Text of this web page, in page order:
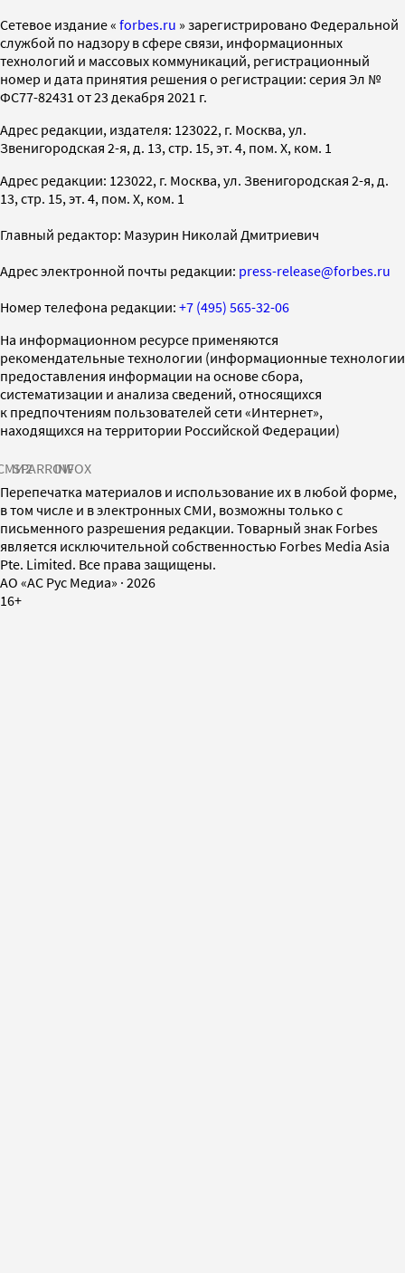
Cетевое издание « forbes.ru » зарегистрировано Федеральной
службой по надзору в сфере связи, информационных
технологий и массовых коммуникаций, регистрационный
номер и дата принятия решения о регистрации: серия Эл №
ФС77-82431 от 23 декабря 2021 г.
Адрес редакции, издателя: 123022, г. Москва, ул.
Звенигородская 2-я, д. 13, стр. 15, эт. 4, пом. X, ком. 1
Адрес редакции: 123022, г. Москва, ул. Звенигородская 2-я, д.
13, стр. 15, эт. 4, пом. X, ком. 1
Главный редактор: Мазурин Николай Дмитриевич
Адрес электронной почты редакции: press-release@forbes.ru
Номер телефона редакции: +7 (495) 565-32-06
На информационном ресурсе применяются
рекомендательные технологии (информационные технологии
предоставления информации на основе сбора,
систематизации и анализа сведений, относящихся
к предпочтениям пользователей сети «Интернет»,
находящихся на территории Российской Федерации)
SPARROWINFOX
Перепечатка материалов и использование их в любой форме,
в том числе и в электронных СМИ, возможны только с
письменного разрешения редакции. Товарный знак Forbes
является исключительной собственностью Forbes Media Asia
Pte. Limited. Все права защищены.
AO «АС Рус Медиа» · 2026
16+